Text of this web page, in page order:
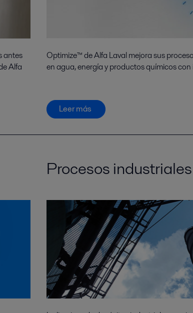
antes
Alfa
Optimize™ de Alfa Laval mejora sus
en agua, energía y productos químicos con
Leer más
Procesos industriales